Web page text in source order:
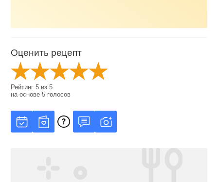
Оценить рецепт
Рейтинг5 из5
на основе5 голосов